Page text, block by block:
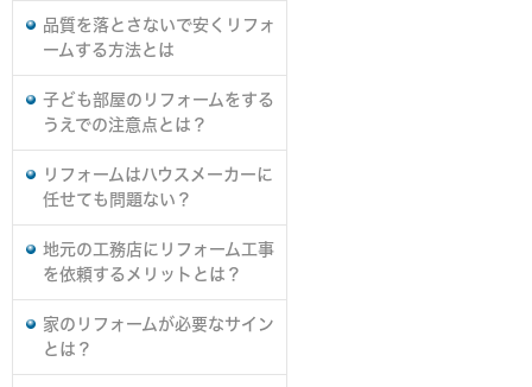
品質を落とさないで安くリフォ
ームする方法とは
子ども部屋のリフォームをする
うえでの注意点とは？
リフォームはハウスメーカーに
任せても問題ない？
地元の工務店にリフォーム工事
を依頼するメリットとは？
家のリフォームが必要なサイン
とは？